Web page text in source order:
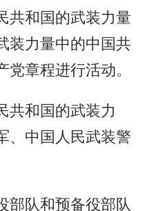
和国的武装力量
装力量中的中国共
章程进行活动。
和国的武装力
、中国人民武装警
部队和预备役部队